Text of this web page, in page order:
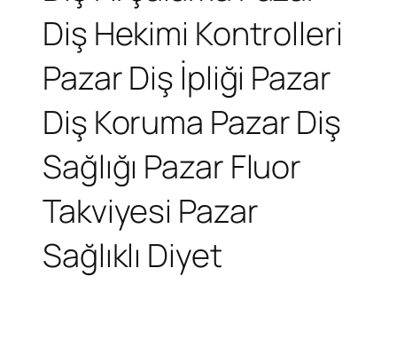
Diş Hekimi Kontrolleri
Pazar Diş İpliği Pazar
Diş Koruma Pazar Diş
Sağlığı Pazar Fluor
Takviyesi Pazar
Sağlıklı Diyet